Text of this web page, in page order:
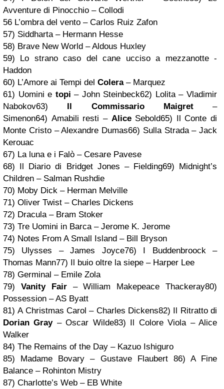
Avventure di Pinocchio – Collodi
56 L’ombra del vento – Carlos Ruiz Zafon
57) Siddharta – Hermann Hesse
58) Brave New World – Aldous Huxley
59) Lo strano caso del cane ucciso a mezzanotte -
Haddon
60) L’Amore ai Tempi del Colera– Marquez
61) Uomini e topi – John Steinbeck62) Lolita – Vladimir
Nabokov63) Il Commissario Maigret–
Simenon64) Amabili resti – AliceSebold65) Il Conte di
Monte Cristo – Alexandre Dumas66) Sulla Strada – Jack
Kerouac
67) La luna e i Falò – Cesare Pavese
68) Il Diario di Bridget Jones – Fielding69) Midnight’s
Children – Salman Rushdie
70) Moby Dick – Herman Melville
71) Oliver Twist – Charles Dickens
72) Dracula – Bram Stoker
73) Tre Uomini in Barca – Jerome K. Jerome
74) Notes From A Small Island – Bill Bryson
75) Ulysses – James Joyce76) I Buddenbroock –
Thomas Mann77) Il buio oltre la siepe – Harper Lee
78) Germinal – Emile Zola
79) Vanity Fair– William Makepeace Thackeray80)
Possession – AS Byatt
81)A Christmas Carol – Charles Dickens82) Il Ritratto di
Dorian Gray– Oscar Wilde83) Il Colore Viola – Alice
Walker
84) The Remains of the Day – Kazuo Ishiguro
85) Madame Bovary – Gustave Flaubert 86) A Fine
Balance – Rohinton Mistry
87) Charlotte’s Web – EB White